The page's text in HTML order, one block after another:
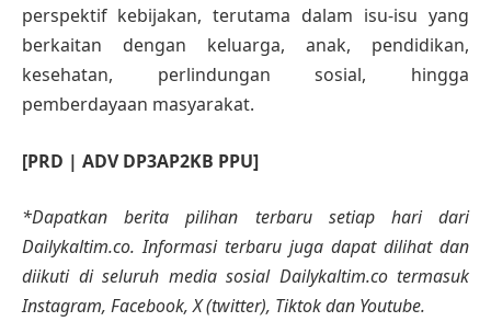
perspektif kebijakan, terutama dalam isu-isu yang
berkaitan dengan keluarga, anak, pendidikan,
kesehatan, perlindungan sosial, hingga
pemberdayaan masyarakat.
[PRD | ADV DP3AP2KB PPU]
*Dapatkan berita pilihan terbaru setiap hari dari
Dailykaltim.co. Informasi terbaru juga dapat dilihat dan
diikuti di seluruh media sosial Dailykaltim.co termasuk
Instagram, Facebook, X (twitter), Tiktok dan Youtube.